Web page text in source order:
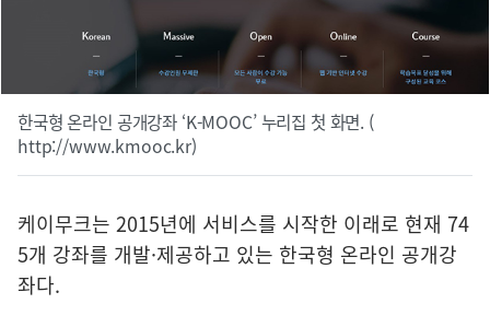
한국형 온라인 공개강좌 ‘K-MOOC’ 누리집 첫 화면. (
http://www.kmooc.kr)
케이무크는 2015년에 서비스를 시작한 이래로 현재 74
5개 강좌를 개발·제공하고 있는 한국형 온라인 공개강
좌다.